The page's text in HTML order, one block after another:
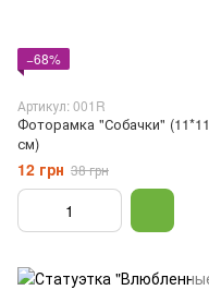
−68%
Артикул: 001R
Фоторамка "Собачки" (11*11
см)
12 грн 38 грн